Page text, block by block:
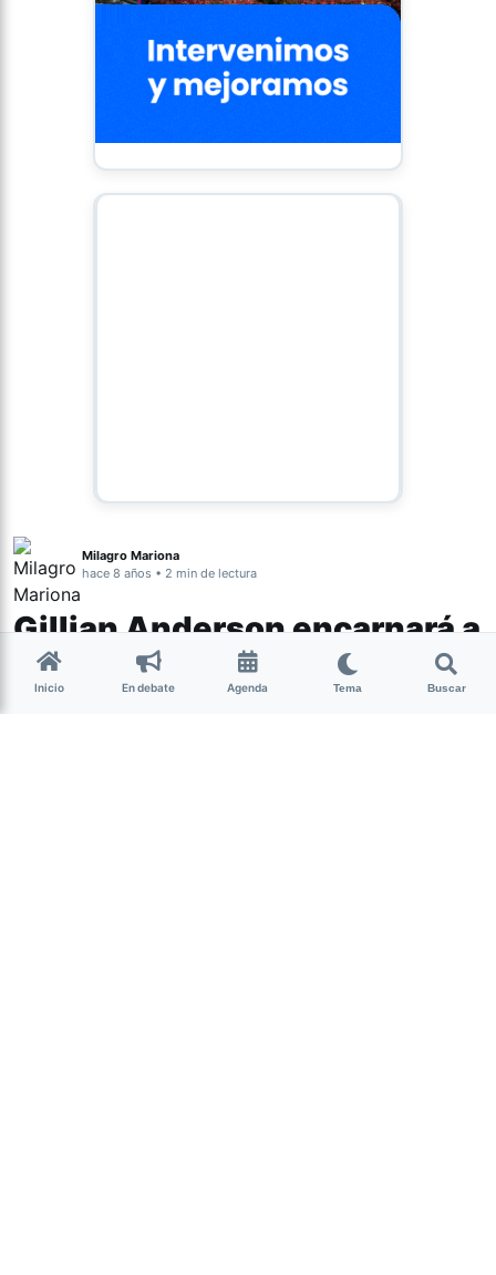
Milagro Mariona
hace 8 años • 2 min de lectura
Gillian Anderson encarnará a
Margaret Thatcher
Inicio En debate Agenda Tema Buscar